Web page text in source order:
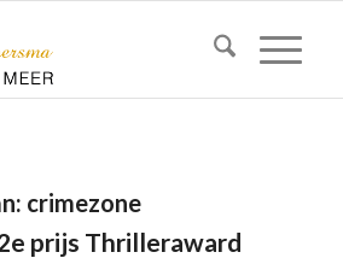
crimezone
prijs Thrilleraward